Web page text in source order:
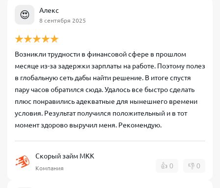
😍 Алекс
8 сентября 2025
Возникли трудности в финансовой сфере в прошлом
месяце из-за задержки зарплаты на работе. Поэтому полез
в глобальную сеть дабы найти решение. В итоге спустя
пару часов обратился сюда. Удалось все быстро сделать
плюс понравились адекватные для нынешнего времени
условия. Результат получился положительный и в тот
момент здорово выручил меня. Рекомендую.
Скорый займ МКК
Компания 👍 0 👎 0